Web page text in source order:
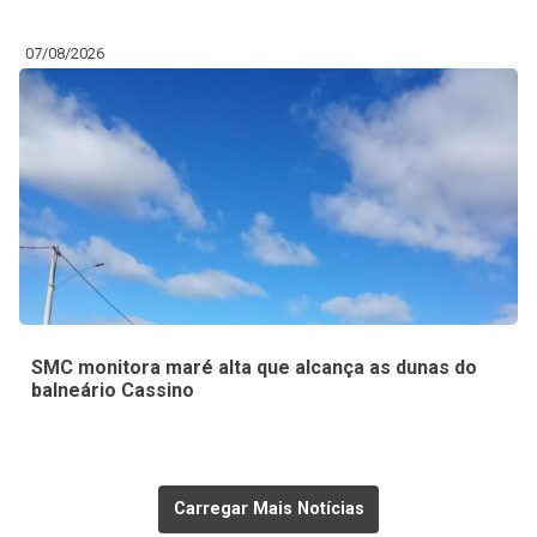
07/08/2026
SMC monitora maré alta que alcança as dunas do
balneário Cassino
Carregar Mais Notícias